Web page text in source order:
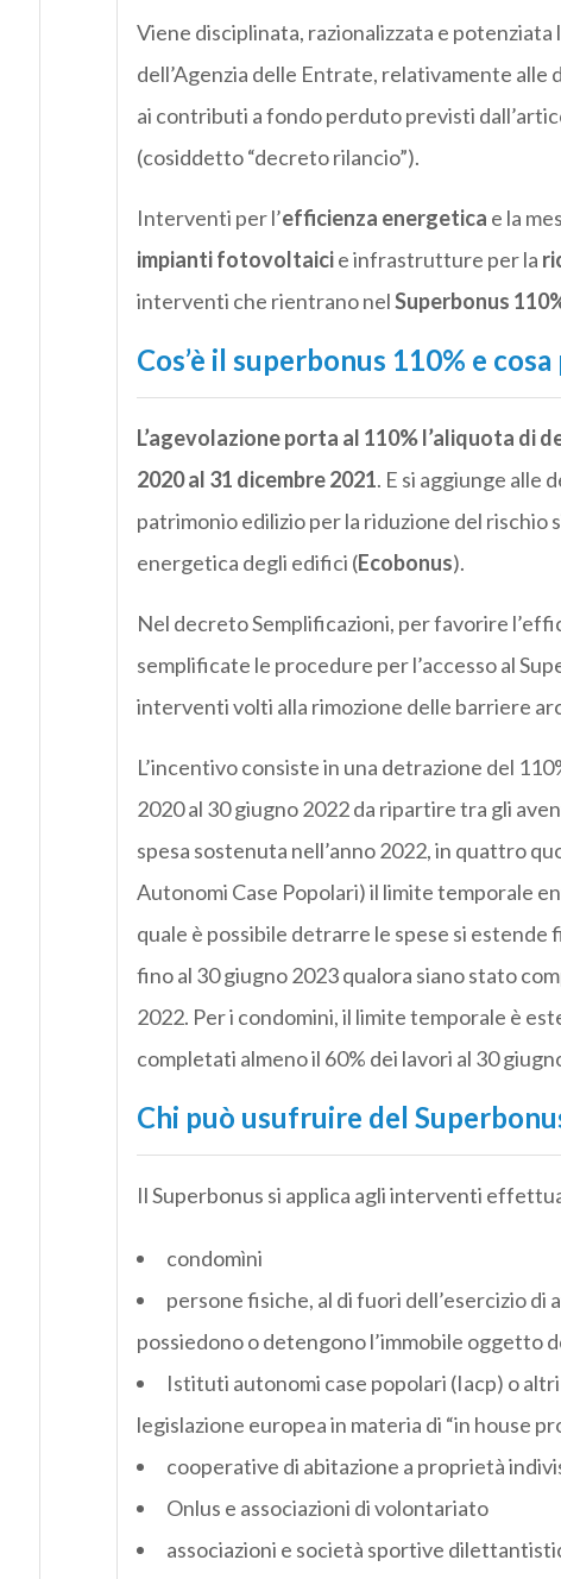
Viene disciplinata, razionalizzata e
dell’Agenzia delle Entrate, relativamente
ai contributi a fondo perduto previsti
(cosiddetto “decreto rilancio”).
Interventi per l’efficienza energetica e la
impianti fotovoltaicie infrastrutture per la
interventi che rientrano nelSuperbonus
Cos’è il superbonus 110% e
L’agevolazione porta al 110% l’aliquota di
2020 al 31 dicembre 2021. E si aggiunge alle
patrimonio edilizio per la riduzione del rischio
energetica degli edifici (Ecobonus).
Nel decreto Semplificazioni, per favorire
semplificate le procedure per l’accesso al
interventi volti alla rimozione delle barriere
L’incentivo consiste in una detrazione del
2020 al 30 giugno 2022 da ripartire tra gli
spesa sostenuta nell’anno 2022, in quattro
Autonomi Case Popolari) il limite temporale
quale è possibile detrarre le spese si
fino al 30 giugno 2023 qualora siano stato
2022. Per i condomini, il limite temporale è
completati almeno il 60% dei lavori al 30
Chi può usufruire del
Il Superbonus si applica agli interventi
condomìni
persone fisiche, al di fuori dell’esercizio
possiedono o detengono l’immobile oggetto
Istituti autonomi case popolari (Iacp) o
legislazione europea in materia di “in house
cooperative di abitazione a proprietà
Onlus e associazioni di volontariato
associazioni e società sportive